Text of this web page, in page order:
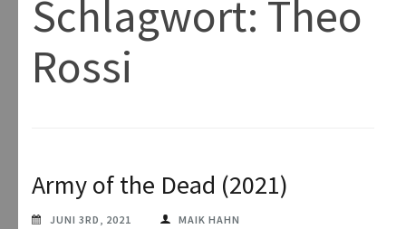
Schlagwort: Theo
Rossi
Army of the Dead (2021)
JUNI 3RD, 2021 MAIK HAHN